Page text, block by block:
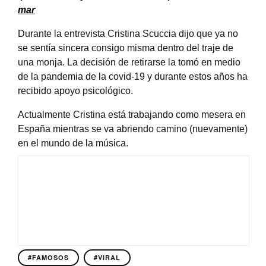
mar
Durante la entrevista Cristina Scuccia dijo que ya no
se sentía sincera consigo misma dentro del traje de
una monja. La decisión de retirarse la tomó en medio
de la pandemia de la covid-19 y durante estos años ha
recibido apoyo psicológico.
Actualmente Cristina está trabajando como mesera en
España mientras se va abriendo camino (nuevamente)
en el mundo de la música.
#FAMOSOS #VIRAL